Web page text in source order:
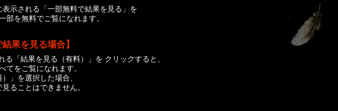
示される「一部無料で結果を見る」を
部を無料でご覧になれます。
果を見る場合】
る「結果を見る（有料）」を クリックすると、
てをご覧になれます。
」を選択した場合、
ることはできません。